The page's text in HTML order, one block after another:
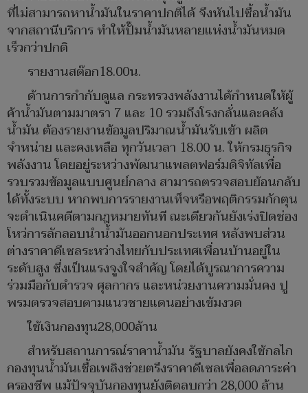
ที่ไม่สามารถหาน้ำมันในราคาปกติได้ จึงหันไปซื้อน้ำมัน
จากสถานีบริการ ทำให้ปั๊มน้ำมันหลายแห่งน้ำมันหมด
เร็วกว่าปกติ
รายงานสต๊อก18.00น.
ด้านการกำกับดูแล กระทรวงพลังงานได้กำหนดให้ผู้
ค้าน้ำมันตามมาตรา 7 และ 10 รวมถึงโรงกลั่นและคลัง
น้ำมัน ต้องรายงานข้อมูลปริมาณน้ำมันรับเข้า ผลิต
จำหน่าย และคงเหลือ ทุกวันเวลา 18.00 น. ให้กรมธุรกิจ
พลังงาน โดยอยู่ระหว่างพัฒนาแพลตฟอร์มดิจิทัลเพื่อ
รวบรวมข้อมูลแบบศูนย์กลาง สามารถตรวจสอบย้อนกลับ
ได้ทั้งระบบ หากพบการรายงานเท็จหรือพฤติกรรมกักตุน
จะดำเนินคดีตามกฎหมายทันที ณะเดียวกันยังเร่งปิดช่อง
โหว่การลักลอบนำน้ำมันออกนอกประเทศ หลังพบส่วน
ต่างราคาดีเซลระหว่างไทยกับประเทศเพื่อนบ้านอยู่ใน
ระดับสูง ซึ่งเป็นแรงจูงใจสำคัญ โดยได้บูรณาการความ
ร่วมมือกับตำรวจ ศุลกากร และหน่วยงานความมั่นคง ปู
พรมตรวจสอบตามแนวชายแดนอย่างเข้มงวด
ใช้เงินกองทุน28,000ล้าน
สำหรับสถานการณ์ราคาน้ำมัน รัฐบาลยังคงใช้กลไก
กองทุนน้ำมันเชื้อเพลิงช่วยตรึงราคาดีเซลเพื่อลดภาระค่า
ครองชีพ แม้ปัจจุบันกองทุนยังติดลบกว่า 28,000 ล้าน